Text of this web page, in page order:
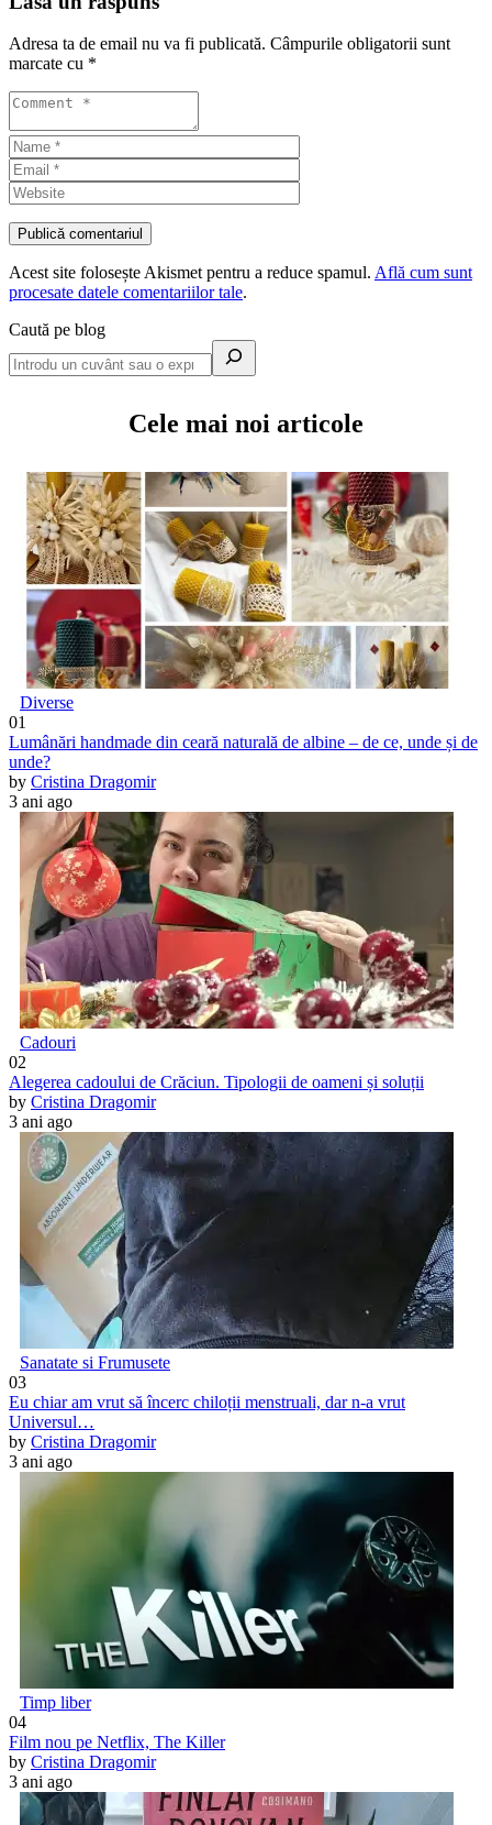
Adresa ta de email nu va fi publicată. Câmpurile obligatorii sunt
marcate cu *
Acest site folosește Akismet pentru a reduce spamul. Află cum sunt
procesate datele comentariilor tale.
Caută pe blog
Cele mai noi articole
Diverse
01
Lumânări handmade din ceară naturală de albine – de ce, unde și de
unde?
by Cristina Dragomir
3 ani ago
Cadouri
02
Alegerea cadoului de Crăciun. Tipologii de oameni și soluții
by Cristina Dragomir
3 ani ago
Sanatate si Frumusete
03
Eu chiar am vrut să încerc chiloții menstruali, dar n-a vrut
Universul…
by Cristina Dragomir
3 ani ago
Timp liber
04
Film nou pe Netflix, The Killer
by Cristina Dragomir
3 ani ago